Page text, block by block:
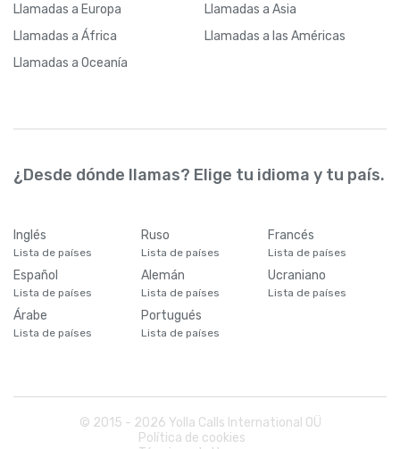
Llamadas a Europa Llamadas a Asia
Llamadas a África Llamadas a las Américas
Llamadas a Oceanía
¿Desde dónde llamas? Elige tu idioma y tu país.
Inglés
Lista de países
Ruso
Lista de países
Francés
Lista de países
Español
Lista de países
Alemán
Lista de países
Ucraniano
Lista de países
Árabe
Lista de países
Portugués
Lista de países
© 2015 - 2026 Yolla Calls International OÜ
Política de cookies